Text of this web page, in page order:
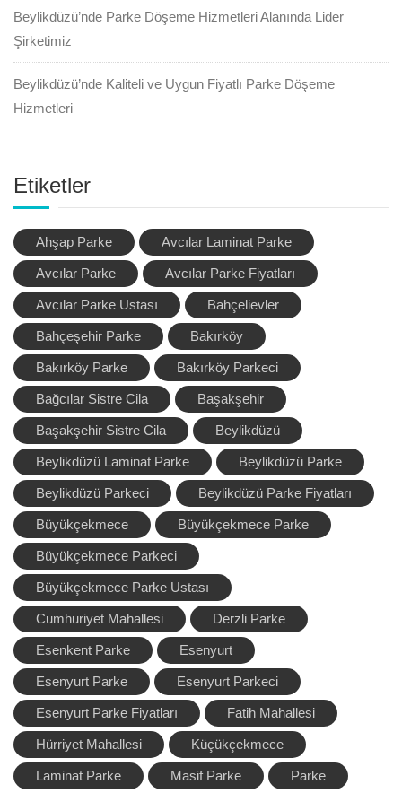
Beylikdüzü’nde Parke Döşeme Hizmetleri Alanında Lider
Şirketimiz
Beylikdüzü’nde Kaliteli ve Uygun Fiyatlı Parke Döşeme
Hizmetleri
Etiketler
Ahşap Parke Avcılar Laminat Parke
Avcılar Parke Avcılar Parke Fiyatları
Avcılar Parke Ustası Bahçelievler
Bahçeşehir Parke Bakırköy
Bakırköy Parke Bakırköy Parkeci
Bağcılar Sistre Cila Başakşehir
Başakşehir Sistre Cila Beylikdüzü
Beylikdüzü Laminat Parke Beylikdüzü Parke
Beylikdüzü Parkeci Beylikdüzü Parke Fiyatları
Büyükçekmece Büyükçekmece Parke
Büyükçekmece Parkeci
Büyükçekmece Parke Ustası
Cumhuriyet Mahallesi Derzli Parke
Esenkent Parke Esenyurt
Esenyurt Parke Esenyurt Parkeci
Esenyurt Parke Fiyatları Fatih Mahallesi
Hürriyet Mahallesi Küçükçekmece
Laminat Parke Masif Parke Parke